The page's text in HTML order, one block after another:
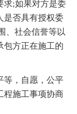
求;如果对方是委
是否具有授权委
、社会信誉等以
包方正在施工的
等，自愿，公平
程施工事项协商